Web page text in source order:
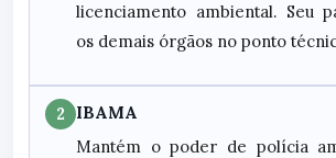
licenciamento ambiental. Seu
os demais órgãos no ponto
2
IBAMA
Mantém o poder de polícia